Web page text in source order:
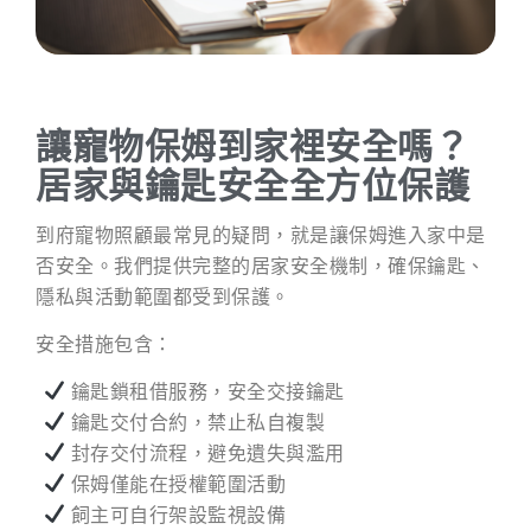
讓寵物保姆到家裡安全嗎？
居家與鑰匙安全全方位保護
到府寵物照顧最常見的疑問，就是讓保姆進入家中是
否安全。我們提供完整的居家安全機制，確保鑰匙、
隱私與活動範圍都受到保護。
安全措施包含：
鑰匙鎖租借服務，安全交接鑰匙
鑰匙交付合約，禁止私自複製
封存交付流程，避免遺失與濫用
保姆僅能在授權範圍活動
飼主可自行架設監視設備